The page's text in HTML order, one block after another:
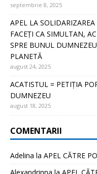
septembrie 8, 2025
APEL LA
FACEȚI CA SIMULTAN,
SPRE BUNUL
PLANETĂ
august 24, 2025
ACATISTUL = PETIȚIA
DUMNEZEU
august 18, 2025
COMENTARII
Adelina la APEL CĂTRE